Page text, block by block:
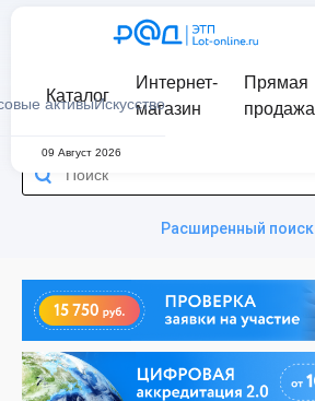
активыИскусство
Каталог
Интернет-
магазин
Прямая
продажа
09 Август 2026
Расширенный поиск